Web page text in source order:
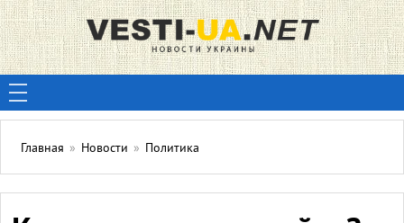
Главная » Новости » Политика